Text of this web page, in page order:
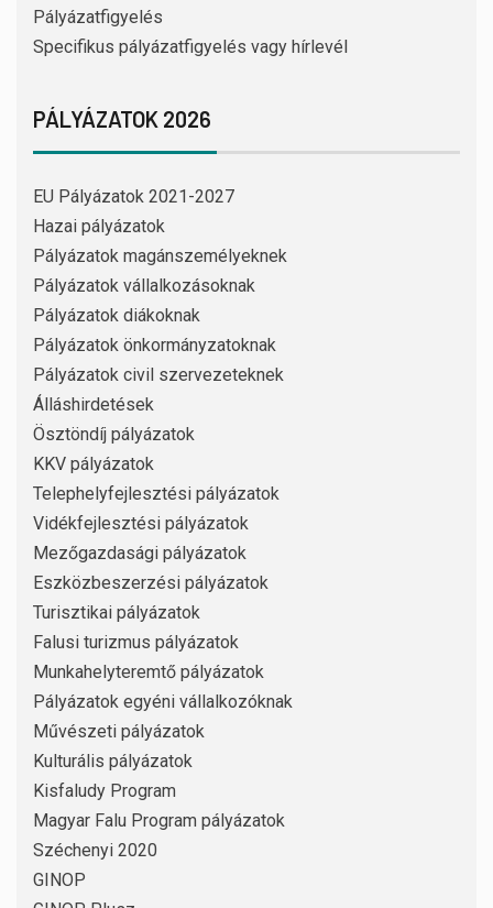
Pályázatfigyelés
Specifikus pályázatfigyelés vagy hírlevél
PÁLYÁZATOK 2026
EU Pályázatok 2021-2027
Hazai pályázatok
Pályázatok magánszemélyeknek
Pályázatok vállalkozásoknak
Pályázatok diákoknak
Pályázatok önkormányzatoknak
Pályázatok civil szervezeteknek
Álláshirdetések
Ösztöndíj pályázatok
KKV pályázatok
Telephelyfejlesztési pályázatok
Vidékfejlesztési pályázatok
Mezőgazdasági pályázatok
Eszközbeszerzési pályázatok
Turisztikai pályázatok
Falusi turizmus pályázatok
Munkahelyteremtő pályázatok
Pályázatok egyéni vállalkozóknak
Művészeti pályázatok
Kulturális pályázatok
Kisfaludy Program
Magyar Falu Program pályázatok
Széchenyi 2020
GINOP